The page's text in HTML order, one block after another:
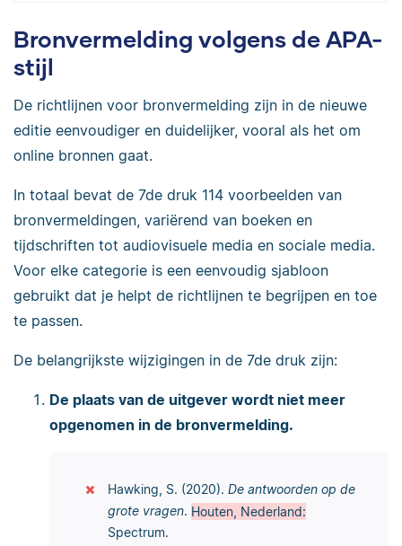
Bronvermelding volgens de APA-
stijl
De richtlijnen voor bronvermelding zijn in de nieuwe
editie eenvoudiger en duidelijker, vooral als het om
online bronnen gaat.
In totaal bevat de 7de druk 114 voorbeelden van
bronvermeldingen, variërend van boeken en
tijdschriften tot audiovisuele media en sociale media.
Voor elke categorie is een eenvoudig sjabloon
gebruikt dat je helpt de richtlijnen te begrijpen en toe
te passen.
De belangrijkste wijzigingen in de 7de druk zijn:
De plaats van de uitgever wordt niet meer
opgenomen in de bronvermelding.
Hawking, S. (2020). De antwoorden op de
grote vragen. Houten, Nederland:
Spectrum.